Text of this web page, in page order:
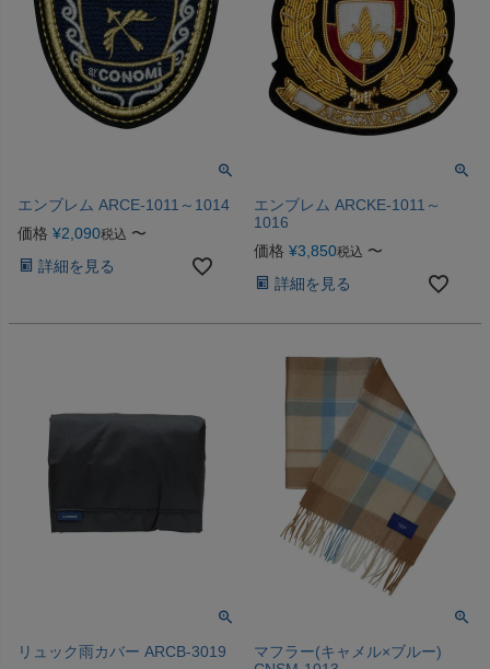
エンブレム ARCE-1011～1014
価格 ¥2,090税込 〜
詳細を見る
エンブレム ARCKE-1011～
1016
価格 ¥3,850税込 〜
詳細を見る
リュック雨カバー ARCB-3019
マフラー(キャメル×ブルー)